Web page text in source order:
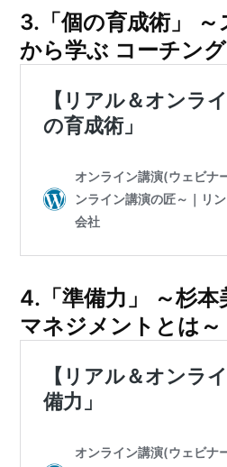
3.「個の育成術」
から学ぶ コーチン
4.「準備力」 ～杉本
マネジメントとは～